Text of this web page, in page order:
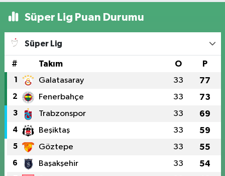
Süper Lig Puan Durumu
Süper Lig
# Takım O P
1 Galatasaray 33 77
2 Fenerbahçe 33 73
3 Trabzonspor 33 69
4 Beşiktaş 33 59
5 Göztepe 33 55
6 Başakşehir 33 54